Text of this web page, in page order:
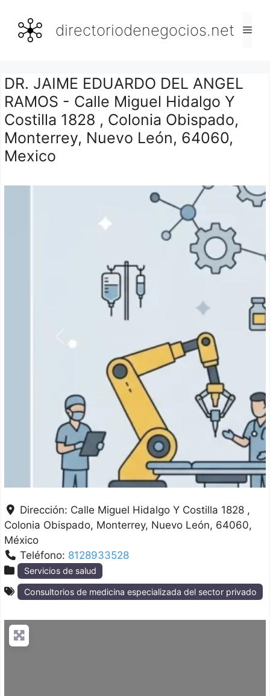
contenido
directoriodenegocios.net
DR. JAIME EDUARDO DEL ANGEL
RAMOS - Calle Miguel Hidalgo Y
Costilla 1828 , Colonia Obispado,
Monterrey, Nuevo León, 64060,
Mexico
Anterior
Dirección: Calle Miguel Hidalgo Y Costilla 1828 ,
Colonia Obispado Monterrey Nuevo León 64060
México
Teléfono: 8128933528
Servicios de salud
Consultorios de medicina especializada del sector privado